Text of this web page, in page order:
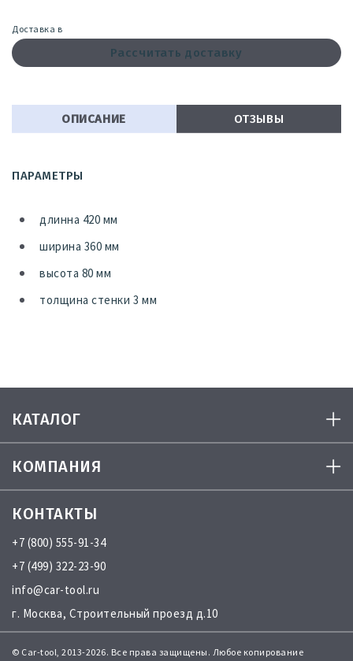
Доставка в
Рассчитать доставку
ОПИСАНИЕ ОТЗЫВЫ
ПАРАМЕТРЫ
длинна 420 мм
ширина 360 мм
высота 80 мм
толщина стенки 3 мм
КАТАЛОГ
КОМПАНИЯ
КОНТАКТЫ
+7 (800) 555-91-34
+7 (499) 322-23-90
info@car-tool.ru
г. Москва, Строительный проезд д.10
© Car-tool, 2013-2026. Все права защищены. Любое копирование